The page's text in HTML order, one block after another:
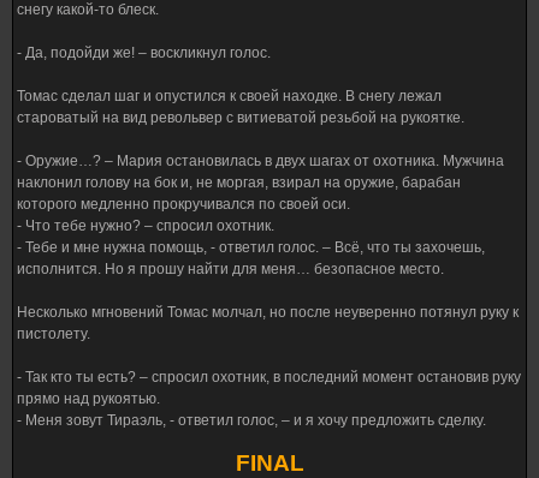
снегу какой-то блеск.
- Да, подойди же! – воскликнул голос.
Томас сделал шаг и опустился к своей находке. В снегу лежал
староватый на вид револьвер с витиеватой резьбой на рукоятке.
- Оружие…? – Мария остановилась в двух шагах от охотника. Мужчина
наклонил голову на бок и, не моргая, взирал на оружие, барабан
которого медленно прокручивался по своей оси.
- Что тебе нужно? – спросил охотник.
- Тебе и мне нужна помощь, - ответил голос. – Всё, что ты захочешь,
исполнится. Но я прошу найти для меня… безопасное место.
Несколько мгновений Томас молчал, но после неуверенно потянул руку к
пистолету.
- Так кто ты есть? – спросил охотник, в последний момент остановив руку
прямо над рукоятью.
- Меня зовут Тираэль, - ответил голос, – и я хочу предложить сделку.
FINAL